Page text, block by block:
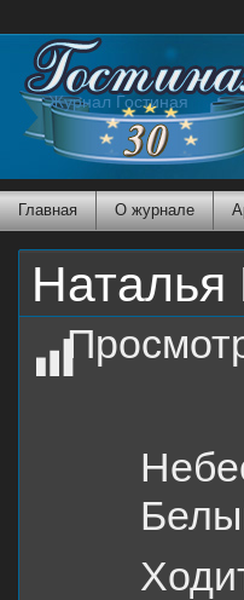
Журнал Гостиная
Главная О журнале